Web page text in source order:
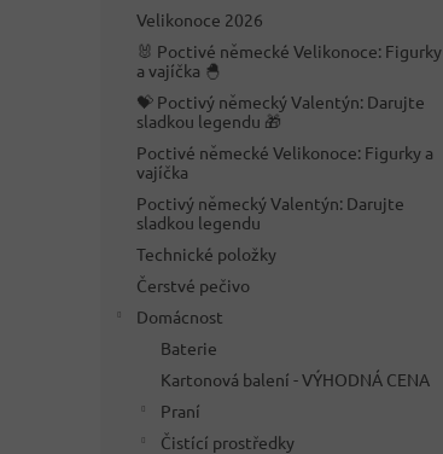
Velikonoce 2026
🐰 Poctivé německé Velikonoce: Figurky
a vajíčka 🐣
💝 Poctivý německý Valentýn: Darujte
sladkou legendu 🎁
Poctivé německé Velikonoce: Figurky a
vajíčka
Poctivý německý Valentýn: Darujte
sladkou legendu
Technické položky
Čerstvé pečivo
Domácnost
Baterie
Kartonová balení - VÝHODNÁ CENA
Praní
Čistící prostředky